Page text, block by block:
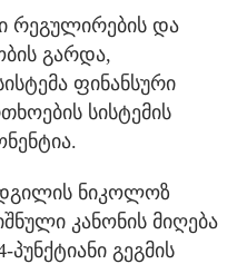
რეგულირების და
გარდა,
ფინანსური
სისტემის
ნიკოლოზ
კანონის მიღება
გეგმის